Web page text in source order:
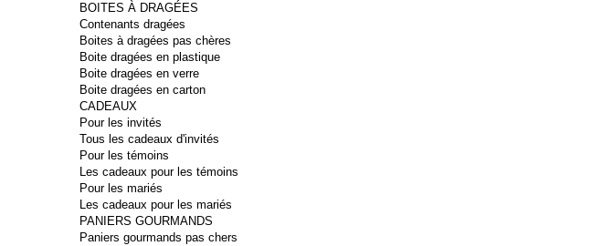
BOITES À DRAGÉES
Contenants dragées
Boites à dragées pas chères
Boite dragées en plastique
Boite dragées en verre
Boite dragées en carton
CADEAUX
Pour les invités
Tous les cadeaux d'invités
Pour les témoins
Les cadeaux pour les témoins
Pour les mariés
Les cadeaux pour les mariés
PANIERS GOURMANDS
Paniers gourmands pas chers